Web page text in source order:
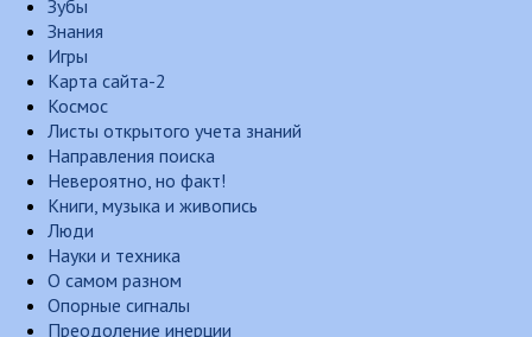
Зубы
Знания
Игры
Карта сайта-2
Космос
Листы открытого учета знаний
Направления поиска
Невероятно, но факт!
Книги, музыка и живопись
Люди
Науки и техника
О самом разном
Опорные сигналы
Преодоление инерции